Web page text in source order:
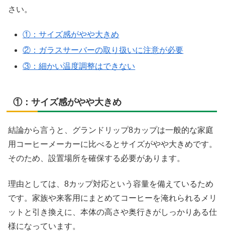
さい。
①：サイズ感がやや大きめ
②：ガラスサーバーの取り扱いに注意が必要
③：細かい温度調整はできない
①：サイズ感がやや大きめ
結論から言うと、グランドリップ8カップは一般的な家庭
用コーヒーメーカーに比べるとサイズがやや大きめです。
そのため、設置場所を確保する必要があります。
理由としては、8カップ対応という容量を備えているため
です。家族や来客用にまとめてコーヒーを淹れられるメリ
ットと引き換えに、本体の高さや奥行きがしっかりある仕
様になっています。